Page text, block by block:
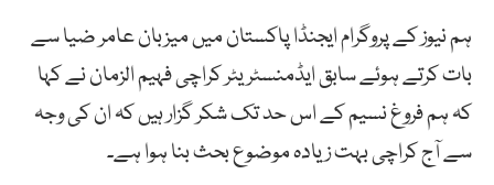
ہم نیوز کے پروگرام ایجنڈا پاکستان میں میزبان عامر ضیا سے
بات کرتے ہوئے سابق ایڈمنسٹریٹر کراچی فہیم الزمان نے کہا
کہ ہم فروغ نسیم کے اس حد تک شکر گزار ہیں کہ ان کی وجہ
سے آج کراچی بہت زیادہ موضوع بحث بنا ہوا ہے۔